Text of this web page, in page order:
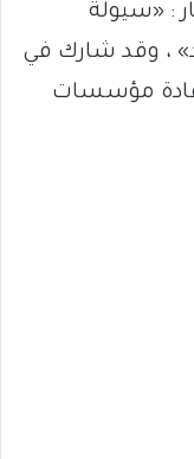
: «سيولة
، وقد شارك في
مؤسسات